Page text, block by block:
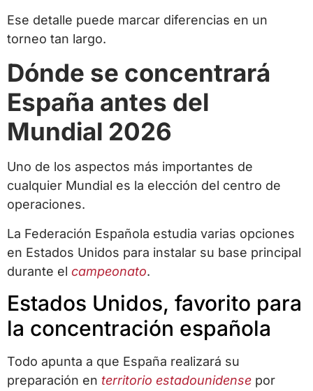
Ese detalle puede marcar diferencias en un
torneo tan largo.
Dónde se concentrará
España antes del
Mundial 2026
Uno de los aspectos más importantes de
cualquier Mundial es la elección del centro de
operaciones.
La Federación Española estudia varias opciones
en Estados Unidos para instalar su base principal
durante el campeonato.
Estados Unidos, favorito para
la concentración española
Todo apunta a que España realizará su
preparación en territorio estadounidense por